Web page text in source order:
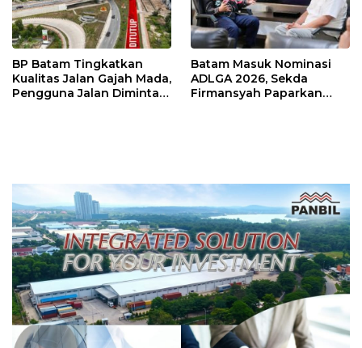
BP Batam Tingkatkan
Kualitas Jalan Gajah Mada,
Pengguna Jalan Diminta
Batam Masuk Nominasi
ADLGA 2026, Sekda
Firmansyah Paparkan